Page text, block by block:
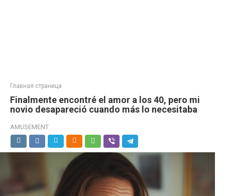
Главная страница
Finalmente encontré el amor a los 40, pero mi
novio desapareció cuando más lo necesitaba
AMUSEMENT